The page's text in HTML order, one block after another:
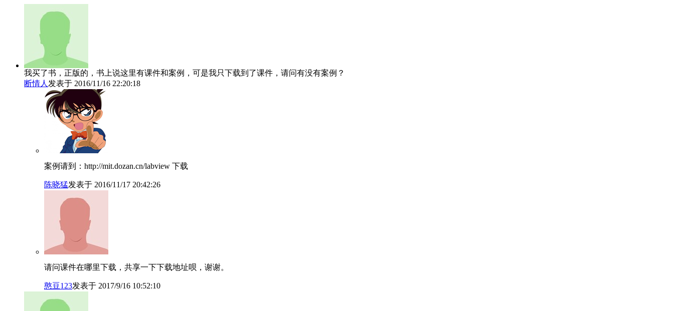
我买了书，正版的，书上说这里有课件和案例，可是我只下载到了课件，请问有没有案例？
断情人 发表于 2016/11/16 22:20:18
案例请到：http://mit.dozan.cn/labview 下载
陈晓猛发表于 2016/11/17 20:42:26
请问课件在哪里下载，共享一下下载地址呗，谢谢。
憨豆123发表于 2017/9/16 10:52:10